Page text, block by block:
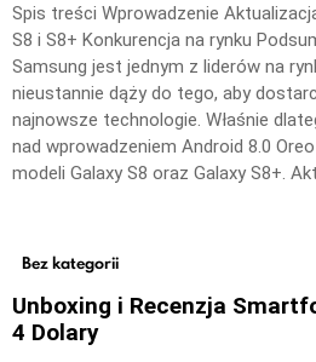
Spis treści Wprowadzenie
S8 i S8+ Konkurencja na rynku
Samsung jest jednym z liderów na
nieustannie dąży do tego, aby
najnowsze technologie. Właśnie
nad wprowadzeniem Android 8.0
modeli Galaxy S8 oraz Galaxy S8+.
Bez kategorii
Unboxing i Recenzja
4 Dolary